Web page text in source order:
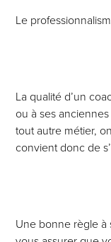
Le
La qualité d’un
ou à ses
tout autre métier,
convient donc de
Une bonne règle à